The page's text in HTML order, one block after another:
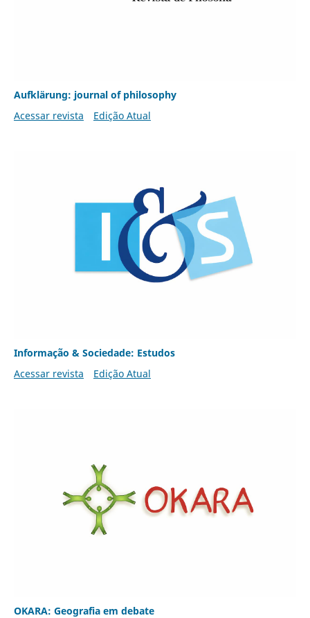
Aufklärung: journal of philosophy
Acessar revista
Edição Atual
Informação & Sociedade: Estudos
Acessar revista
Edição Atual
OKARA: Geografia em debate